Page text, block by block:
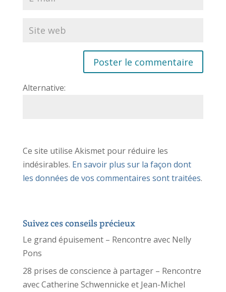
Alternative:
Ce site utilise Akismet pour réduire les
indésirables. En savoir plus sur la façon dont
les données de vos commentaires sont traitées.
Suivez ces conseils précieux
Le grand épuisement – Rencontre avec Nelly
Pons
28 prises de conscience à partager – Rencontre
avec Catherine Schwennicke et Jean-Michel